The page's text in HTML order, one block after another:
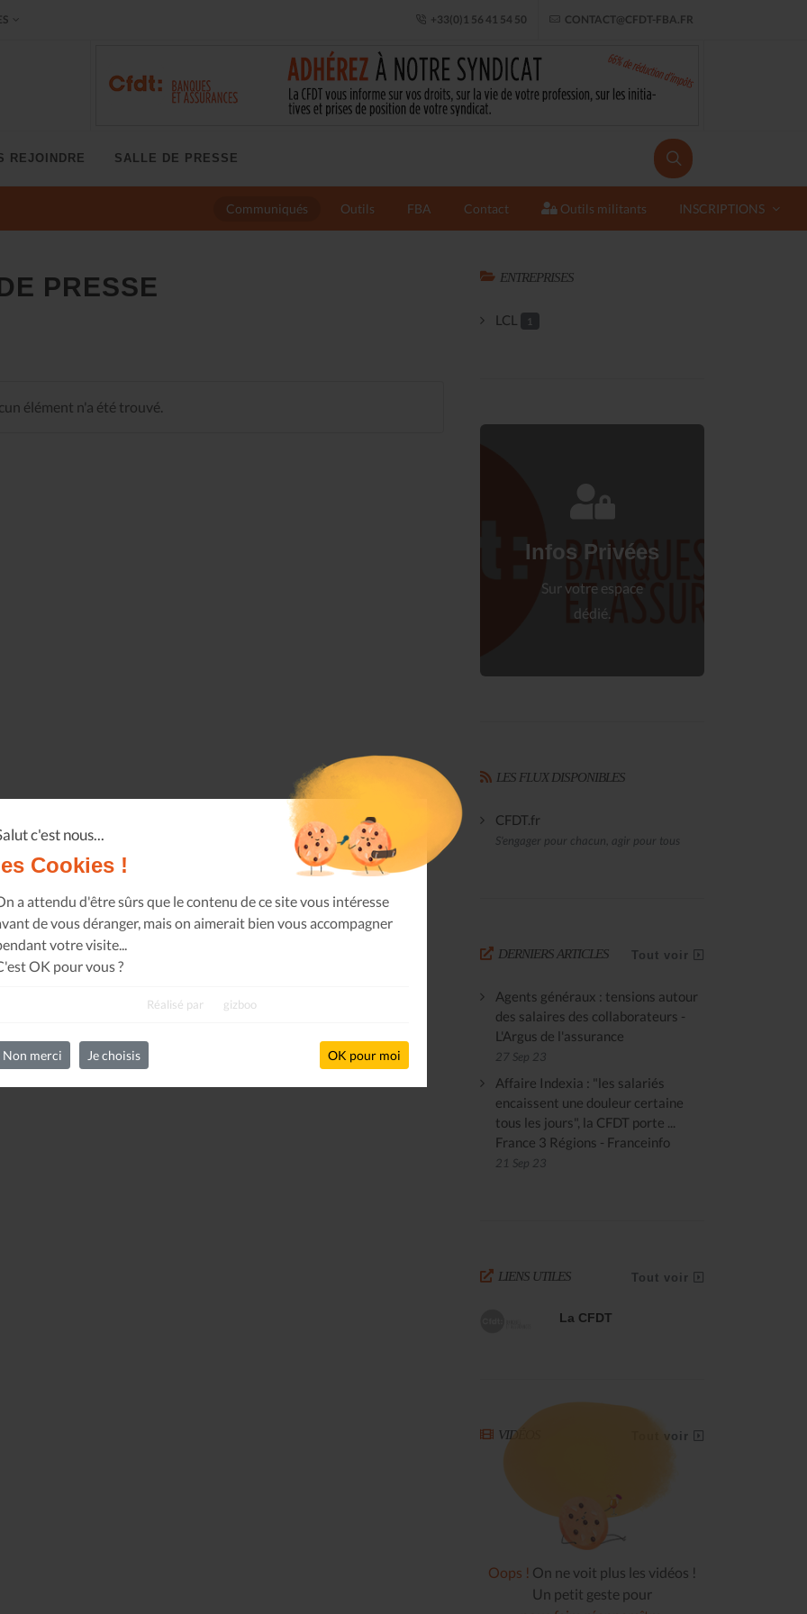
c'est nous...
Cookies !
a attendu d'être sûrs que le contenu de ce site vous intéresse
de vous déranger, mais on aimerait bien vous accompagner
votre visite...
OK pour vous ?
Réalisé par gizboo
Non merci Je choisis OK pour moi
+33(0)1 56 41 54 50 CONTACT@CFDT-FBA.FR
REJOINDRE SALLE DE PRESSE
Communiqués Outils FBA Contact Outils militants INSCRIPTIONS
PRESSE
élément n'a été trouvé.
ENTREPRISES
LCL 1
Infos Privées
Sur votre espace
dédié.
Connectez-vous
à votre espace privé.
LES FLUX DISPONIBLES
CFDT.fr
S'engager pour chacun, agir pour tous
DERNIERS ARTICLES Tout voir
Agents généraux : tensions autour
des salaires des collaborateurs -
L'Argus de l'assurance
27 Sep 23
Affaire Indexia : "les salariés
encaissent une douleur certaine
tous les jours", la CFDT porte ...
France 3 Régions - Franceinfo
21 Sep 23
LIENS UTILES Tout voir
La CFDT
VIDÉOS Tout voir
Oops ! On ne voit plus les vidéos !
Un petit geste pour